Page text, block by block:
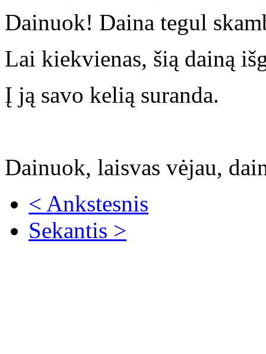
Dainuok! Daina tegul
Lai kiekvienas, šią dainą
Į ją savo kelią suranda.
Dainuok, laisvas vėjau,
< Ankstesnis
Sekantis >